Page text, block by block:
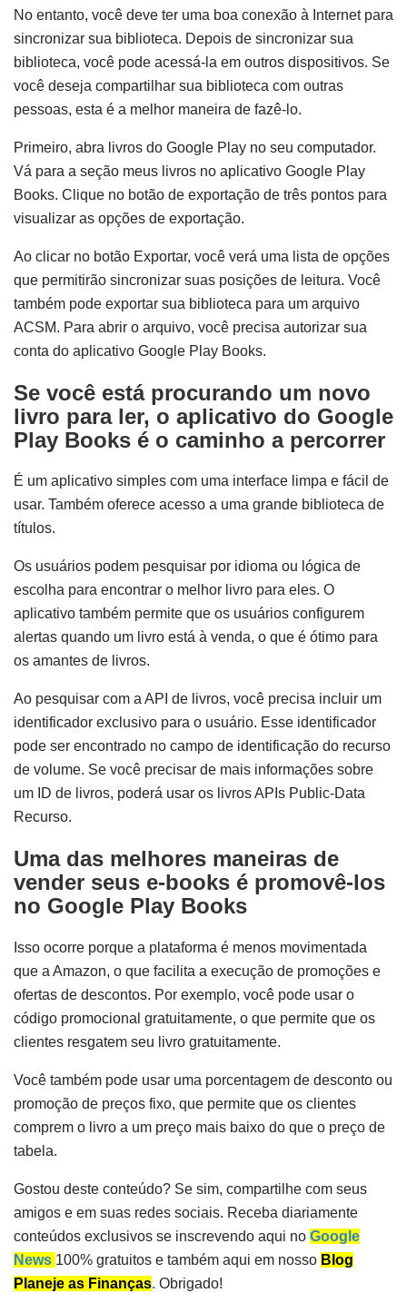
No entanto, você deve ter uma boa conexão à Internet para
sincronizar sua biblioteca. Depois de sincronizar sua
biblioteca, você pode acessá-la em outros dispositivos. Se
você deseja compartilhar sua biblioteca com outras
pessoas, esta é a melhor maneira de fazê-lo.
Primeiro, abra livros do Google Play no seu computador.
Vá para a seção meus livros no aplicativo Google Play
Books. Clique no botão de exportação de três pontos para
visualizar as opções de exportação.
Ao clicar no botão Exportar, você verá uma lista de opções
que permitirão sincronizar suas posições de leitura. Você
também pode exportar sua biblioteca para um arquivo
ACSM. Para abrir o arquivo, você precisa autorizar sua
conta do aplicativo Google Play Books.
Se você está procurando um novo
livro para ler, o aplicativo do Google
Play Books é o caminho a percorrer
É um aplicativo simples com uma interface limpa e fácil de
usar. Também oferece acesso a uma grande biblioteca de
títulos.
Os usuários podem pesquisar por idioma ou lógica de
escolha para encontrar o melhor livro para eles. O
aplicativo também permite que os usuários configurem
alertas quando um livro está à venda, o que é ótimo para
os amantes de livros.
Ao pesquisar com a API de livros, você precisa incluir um
identificador exclusivo para o usuário. Esse identificador
pode ser encontrado no campo de identificação do recurso
de volume. Se você precisar de mais informações sobre
um ID de livros, poderá usar os livros APIs Public-Data
Recurso.
Uma das melhores maneiras de
vender seus e-books é promovê-los
no Google Play Books
Isso ocorre porque a plataforma é menos movimentada
que a Amazon, o que facilita a execução de promoções e
ofertas de descontos. Por exemplo, você pode usar o
código promocional gratuitamente, o que permite que os
clientes resgatem seu livro gratuitamente.
Você também pode usar uma porcentagem de desconto ou
promoção de preços fixo, que permite que os clientes
comprem o livro a um preço mais baixo do que o preço de
tabela.
Gostou deste conteúdo? Se sim, compartilhe com seus
amigos e em suas redes sociais. Receba diariamente
conteúdos exclusivos se inscrevendo aqui no Google
News 100% gratuitos e também aqui em nosso Blog
Planeje as Finanças. Obrigado!